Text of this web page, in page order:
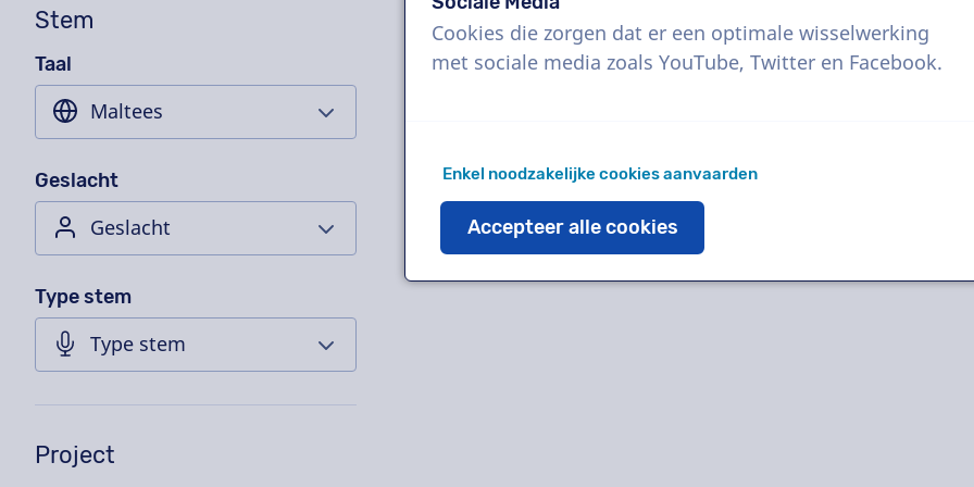
Stem
Taal
Geslacht
Type stem
Project
Geen resultaten gevonden
audiogids, man en vrouw
Cookies die zorgen dat er een optimale wisselwerking
met sociale media zoals YouTube, Twitter en Facebook.
Enkel noodzakelijke cookies aanvaarden
Accepteer alle cookies